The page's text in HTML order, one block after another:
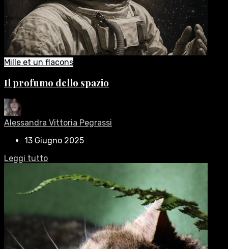
Mille et un flacons
Il profumo dello spazio
Alessandra Vittoria Pegrassi
13 Giugno 2025
Leggi tutto